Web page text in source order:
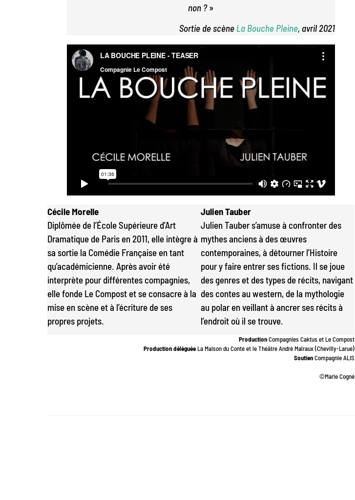
non ?»
Sortie de scène La Bouche Pleine, avril 2021
Cécile Morelle
Diplômée de l’École Supérieure d’Art
Dramatique de Paris en 2011, elle intègre à
sa sortie la Comédie Française en tant
qu’académicienne. Après avoir été
interprète pour différentes compagnies,
elle fonde Le Compost et se consacre à la
mise en scène et à l’écriture de ses
propres projets.
Julien Tauber
Julien Tauber s’amuse à confronter des
mythes anciens à des œuvres
contemporaines, à détourner l’Histoire
pour y faire entrer ses fictions. Il se joue
des genres et des types de récits, navigant
des contes au western, de la mythologie
au polar en veillant à ancrer ses récits à
l’endroit où il se trouve.
ProductionCompagnies Caktus et Le Compost
Production déléguéeLa Maison du Conte et le Théâtre André Malraux (Chevilly-Larue)
SoutienCompagnie ALIS
©Marie Cogné